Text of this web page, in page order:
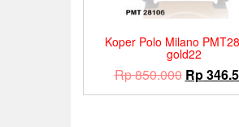
Koper Polo Milano
gold22
Rp850.000 Original
price
Rp